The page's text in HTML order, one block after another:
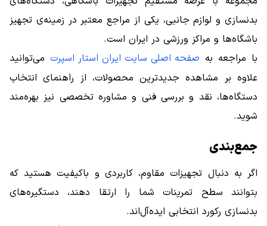
بدنسازی و لوازم جانبی، یکی از مراجع معتبر در زمینه‌ی تجهیز
باشگاه‌ها و مراکز ورزشی در ایران است.
با مراجعه به صفحه اصلی سایت ایران استار اسپرتمی‌توانید
علاوه بر مشاهده جدیدترین محصولات، از راهنمای انتخاب
دستگاه‌ها، نقد و بررسی فنی و مشاوره تخصصی نیز بهره‌مند
شوید.
جمع‌بندی
اگر به دنبال تجهیزات مقاوم، کاربردی و باکیفیت هستید که
بتوانند سطح تمرینات شما را ارتقا دهند، دستگیره‌های
بدنسازی رکورد انتخابی ایده‌آل‌اند.